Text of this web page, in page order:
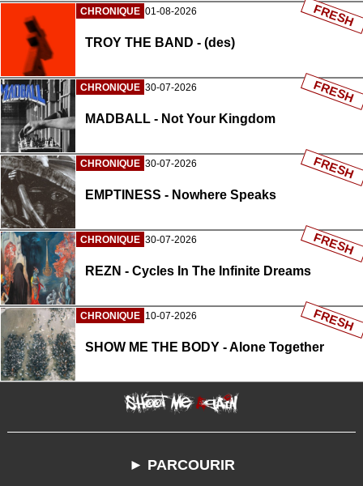
CHRONIQUE 01-08-2026
TROY THE BAND - (des)
FRESH
CHRONIQUE 30-07-2026
MADBALL - Not Your Kingdom
FRESH
CHRONIQUE 30-07-2026
EMPTINESS - Nowhere Speaks
FRESH
CHRONIQUE 30-07-2026
REZN - Cycles In The Infinite Dreams
FRESH
CHRONIQUE 10-07-2026
SHOW ME THE BODY - Alone Together
FRESH
► PARCOURIR